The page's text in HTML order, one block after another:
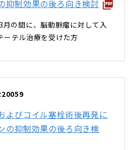
抑制効果の後ろ向き検討
の間に、脳動脈瘤に対して入
ーテル治療を受けた方
よびコイル塞栓術後再発に
の抑制効果の後ろ向き検